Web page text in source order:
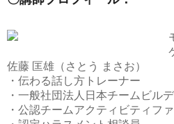
佐藤 匡雄（さとう まさお）
・伝わる話し方トレーナー
・一般社団法人日本チームビル
・公認チームアクティビティフ